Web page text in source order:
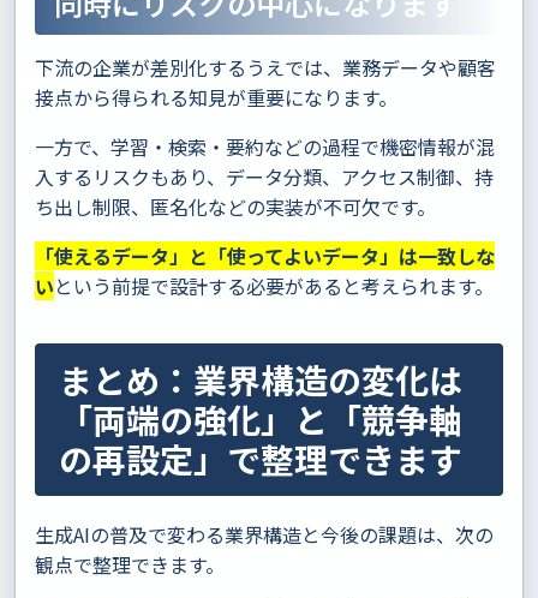
下流の企業が差別化するうえでは、業務データや顧客
接点から得られる知見が重要になります。
一方で、学習・検索・要約などの過程で機密情報が混
入するリスクもあり、データ分類、アクセス制御、持
ち出し制限、匿名化などの実装が不可欠です。
「使えるデータ」と「使ってよいデータ」は一致しな
いという前提で設計する必要があると考えられます。
まとめ：業界構造の変化は
「両端の強化」と「競争軸
の再設定」で整理できます
生成AIの普及で変わる業界構造と今後の課題は、次の
観点で整理できます。